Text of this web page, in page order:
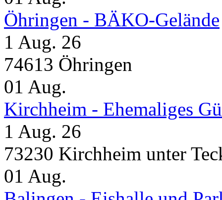
Öhringen - BÄKO-Gelände
1 Aug. 26
74613 Öhringen
01 Aug.
Kirchheim - Ehemaliges
1 Aug. 26
73230 Kirchheim unter
01 Aug.